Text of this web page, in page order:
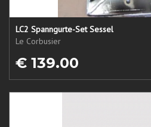
LC2 Spanngurte-Set Sessel
Le Corbusier
€ 139.00